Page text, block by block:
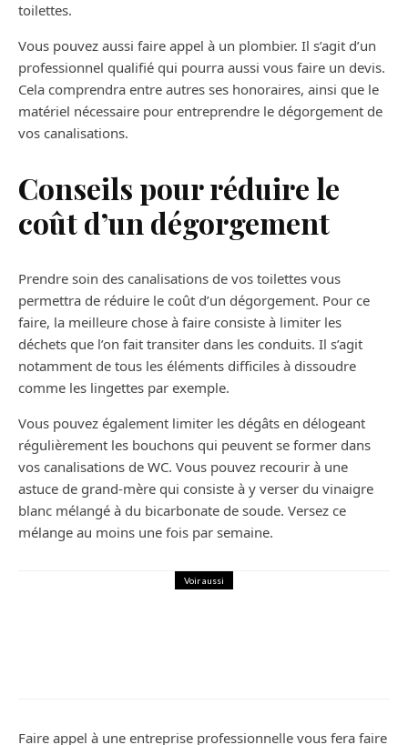
toilettes.
Vous pouvez aussi faire appel à un plombier. Il s’agit d’un
professionnel qualifié qui pourra aussi vous faire un devis.
Cela comprendra entre autres ses honoraires, ainsi que le
matériel nécessaire pour entreprendre le dégorgement de
vos canalisations.
Conseils pour réduire le
coût d’un dégorgement
Prendre soin des canalisations de vos toilettes vous
permettra de réduire le coût d’un dégorgement. Pour ce
faire, la meilleure chose à faire consiste à limiter les
déchets que l’on fait transiter dans les conduits. Il s’agit
notamment de tous les éléments difficiles à dissoudre
comme les lingettes par exemple.
Vous pouvez également limiter les dégâts en délogeant
régulièrement les bouchons qui peuvent se former dans
vos canalisations de WC. Vous pouvez recourir à une
astuce de grand-mère qui consiste à y verser du vinaigre
blanc mélangé à du bicarbonate de soude. Versez ce
mélange au moins une fois par semaine.
Voir aussi
Faire appel à une entreprise professionnelle vous fera faire